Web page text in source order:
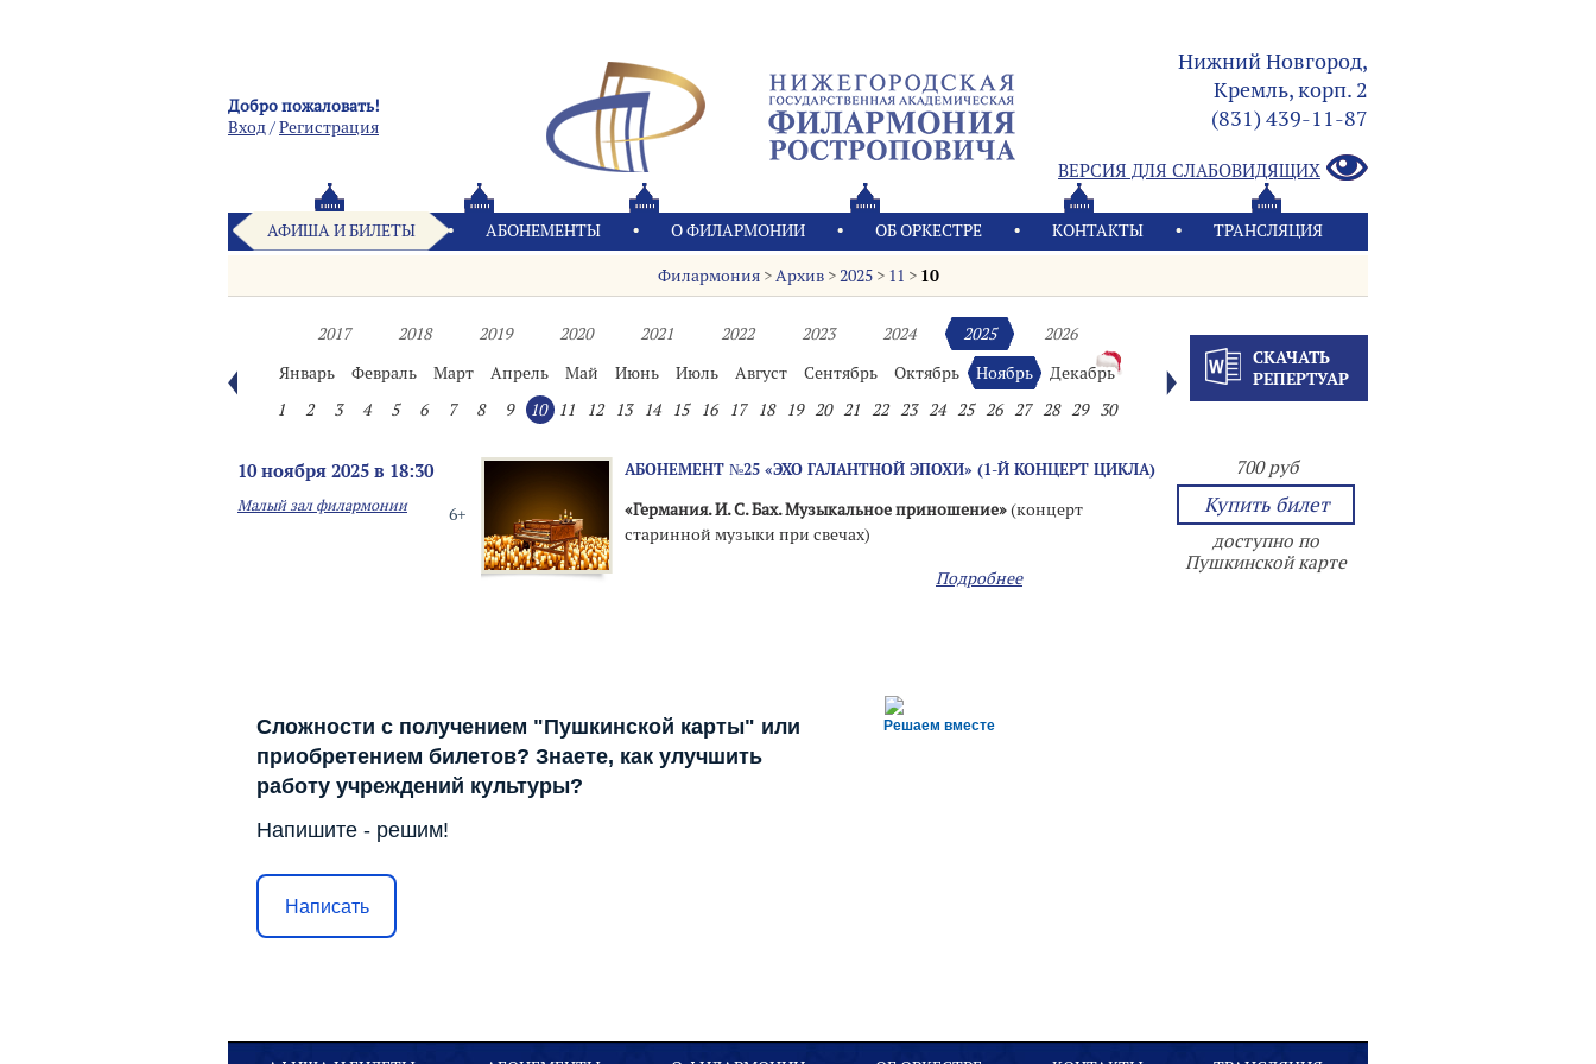
Добро пожаловать!
Вход/Pегистрация
Нижний Новгород,
Кремль, корп. 2
(831) 439-11-87
ВЕРСИЯ ДЛЯ СЛАБОВИДЯЩИХ
АФИША И БИЛЕТЫ АБОНЕМЕНТЫ О ФИЛАРМОНИИ OБ ОРКЕСТРЕ КОНТАКТЫ ТРАНСЛЯЦИЯ
Филармония>Архив>2025> 11 > 10
2017 2018 2019 2020 2021 2022 2023 2024 2025
2026
Январь
Февраль Март Апрель Май Июнь Июль Август Сентябрь Октябрь Ноябрь
Декабрь
1
2 3 4 5 6 7 8 9 10 11 12 13 14 15 16 17 18 19 20 21 22 23 24 25 26 27 28 29 30
СКАЧАТЬ
РЕПЕРТУАР
10 ноября 2025 в 18:30
6+
Малый зал филармонии
АБОНЕМЕНТ №25 «ЭХО ГАЛАНТНОЙ ЭПОХИ» (1-Й КОНЦЕРТ ЦИКЛА)
«Германия. И. С. Бах. Музыкальное приношение»(концерт
старинной музыки при свечах)
Подробнее
700 руб
Купить билет
доступно по
Пушкинской карте
Решаем вместе
Сложности с получением "Пушкинской карты" или
приобретением билетов? Знаете, как улучшить
работу учреждений культуры?
Напишите - решим!
Написать